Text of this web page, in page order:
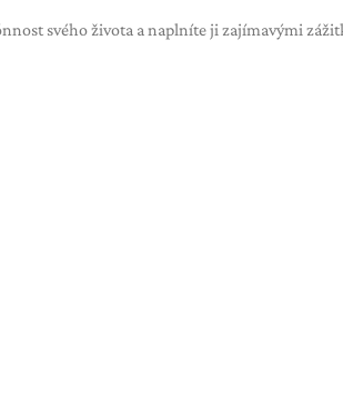
svého života a naplníte ji zajímavými